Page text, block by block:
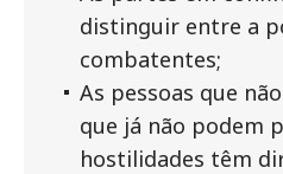
distinguir entre a
combatentes;
As pessoas que
que já não podem
hostilidades têm